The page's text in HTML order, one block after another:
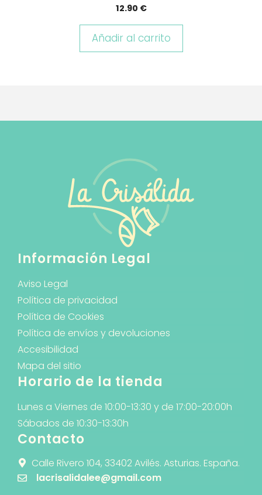
12.90 €
Añadir al carrito
Información Legal
Aviso Legal
Política de privacidad
Política de Cookies
Política de envíos y devoluciones
Accesibilidad
Mapa del sitio
Horario de la tienda
Lunes a Viernes de 10:00-13:30 y de 17:00-20:00h
Sábados de 10:30-13:30h
Contacto
Calle Rivero 104, 33402 Avilés. Asturias. España.
lacrisalidalee@gmail.com